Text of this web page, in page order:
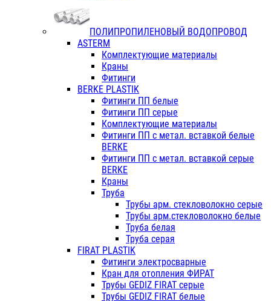
ПОЛИПРОПИЛЕНОВЫЙ ВОДОПРОВОД
ASTERM
Комплектующие материалы
Краны
Фитинги
BERKE PLASTIK
Фитинги ПП белые
Фитинги ПП серые
Комплектующие материалы
Фитинги ПП с метал. вставкой белые
BERKE
Фитинги ПП с метал. вставкой серые
BERKE
Краны
Труба
Трубы арм. стекловолокно серые
Трубы арм.стекловолокно белые
Труба белая
Труба серая
FIRAT PLASTIK
Фитинги электросварные
Кран для отопления ФИРАТ
Трубы GEDIZ FIRAT серые
Трубы GEDIZ FIRAT белые